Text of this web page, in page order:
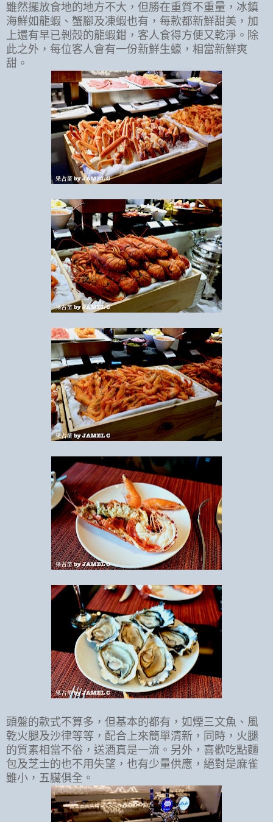
雖然擺放食地的地方不大，但勝在重質不重量，冰鎮
海鮮如龍蝦、蟹腳及凍蝦也有，每款都新鮮甜美，加
上還有早已剝殼的龍蝦鉗，客人食得方便又乾淨。除
此之外，每位客人會有一份新鮮生蠔，相當新鮮爽
甜。
頭盤的款式不算多，但基本的都有，如煙三文魚、風
乾火腿及沙律等等，配合上來簡單清新，同時，火腿
的質素相當不俗，送酒真是一流。另外，喜歡吃點麵
包及芝士的也不用失望，也有少量供應，絕對是麻雀
雖小，五臟俱全。